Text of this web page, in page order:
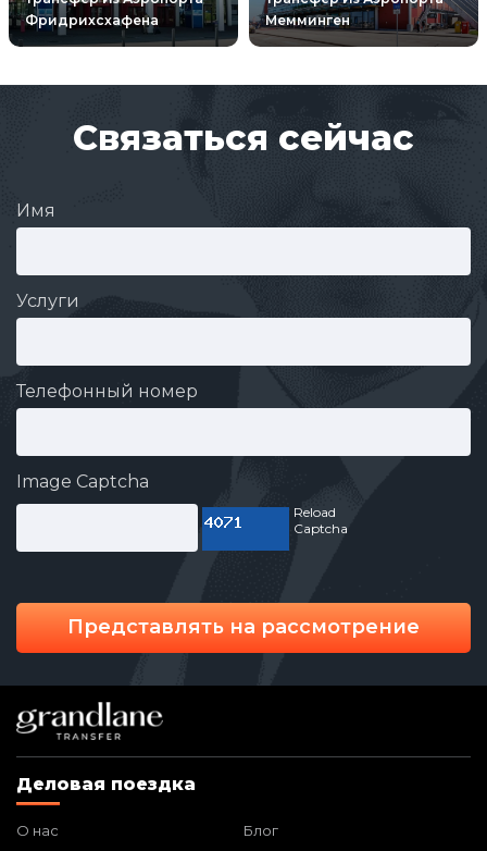
Фридрихсхафена
Мемминген
Связаться сейчас
Имя
Услуги
Телефонный номер
Image Captcha
Reload
Captcha
Представлять на рассмотрение
Деловая поездка
О нас
Блог